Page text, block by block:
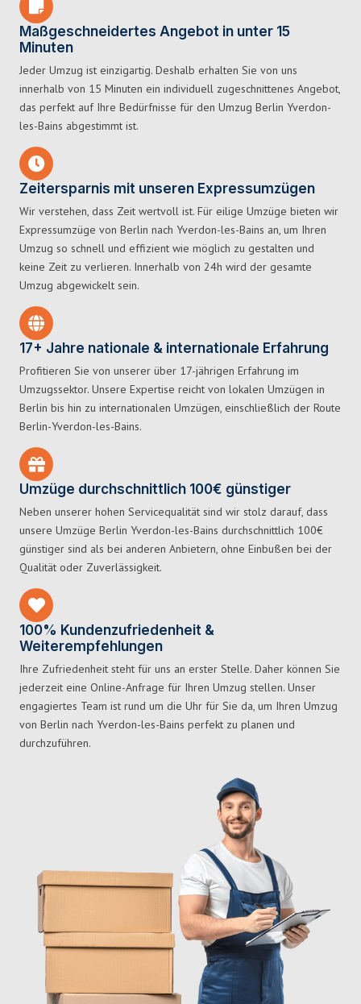
Maßgeschneidertes Angebot in unter 15
Minuten
Jeder Umzug ist einzigartig. Deshalb erhalten Sie von uns
innerhalb von 15 Minuten ein individuell zugeschnittenes Angebot,
das perfekt auf Ihre Bedürfnisse für den Umzug Berlin Yverdon-
les-Bains abgestimmt ist.
Zeitersparnis mit unseren Expressumzügen
Wir verstehen, dass Zeit wertvoll ist. Für eilige Umzüge bieten wir
Expressumzüge von Berlin nach Yverdon-les-Bains an, um Ihren
Umzug so schnell und effizient wie möglich zu gestalten und
keine Zeit zu verlieren. Innerhalb von 24h wird der gesamte
Umzug abgewickelt sein.
17+ Jahre nationale & internationale Erfahrung
Profitieren Sie von unserer über 17-jährigen Erfahrung im
Umzugssektor. Unsere Expertise reicht von lokalen Umzügen in
Berlin bis hin zu internationalen Umzügen, einschließlich der Route
Berlin-Yverdon-les-Bains.
Umzüge durchschnittlich 100€ günstiger
Neben unserer hohen Servicequalität sind wir stolz darauf, dass
unsere Umzüge Berlin Yverdon-les-Bains durchschnittlich 100€
günstiger sind als bei anderen Anbietern, ohne Einbußen bei der
Qualität oder Zuverlässigkeit.
100% Kundenzufriedenheit &
Weiterempfehlungen
Ihre Zufriedenheit steht für uns an erster Stelle. Daher können Sie
jederzeit eine Online-Anfrage für Ihren Umzug stellen. Unser
engagiertes Team ist rund um die Uhr für Sie da, um Ihren Umzug
von Berlin nach Yverdon-les-Bains perfekt zu planen und
durchzuführen.